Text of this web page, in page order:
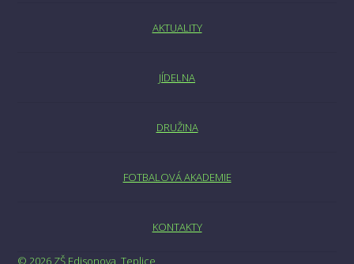
AKTUALITY
JÍDELNA
DRUŽINA
FOTBALOVÁ AKADEMIE
KONTAKTY
© 2026 ZŠ Edisonova, Teplice